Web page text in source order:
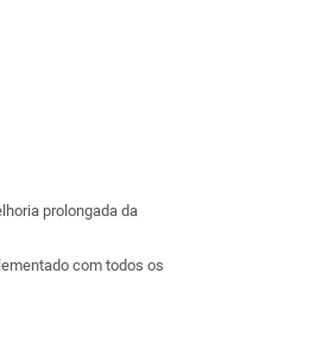
prolongada da
com todos os